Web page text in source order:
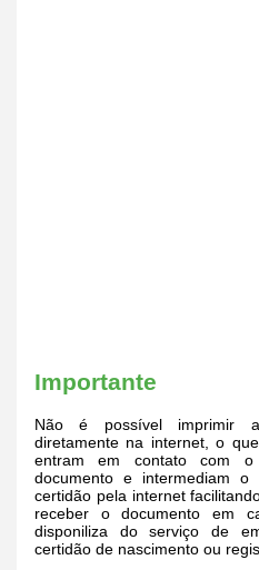
Importante
Não é possível imprimir
diretamente na internet, o
entram em contato com o
documento e intermediam
certidão pela internet
receber o documento em
disponiliza do serviço de
certidão de nascimento ou